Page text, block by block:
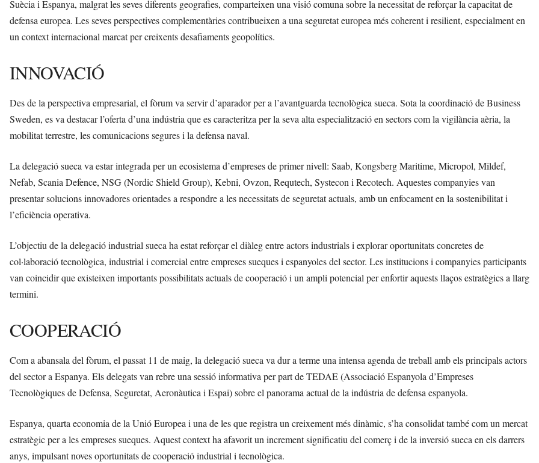
Suècia i Espanya, malgrat les seves diferents geografies, comparteixen una visió comuna sobre la necessitat de reforçar la capacitat de
defensa europea. Les seves perspectives complementàries contribueixen a una seguretat europea més coherent i resilient, especialment en
un context internacional marcat per creixents desafiaments geopolítics.
INNOVACIÓ
Des de la perspectiva empresarial, el fòrum va servir d’aparador per a l’avantguarda tecnològica sueca. Sota la coordinació de Business
Sweden, es va destacar l’oferta d’una indústria que es caracteritza per la seva alta especialització en sectors com la vigilància aèria, la
mobilitat terrestre, les comunicacions segures i la defensa naval.
La delegació sueca va estar integrada per un ecosistema d’empreses de primer nivell: Saab, Kongsberg Maritime, Micropol, Mildef,
Nefab, Scania Defence, NSG (Nordic Shield Group), Kebni, Ovzon, Requtech, Systecon i Recotech. Aquestes companyies van
presentar solucions innovadores orientades a respondre a les necessitats de seguretat actuals, amb un enfocament en la sostenibilitat i
l’eficiència operativa.
L’objectiu de la delegació industrial sueca ha estat reforçar el diàleg entre actors industrials i explorar oportunitats concretes de
col·laboració tecnològica, industrial i comercial entre empreses sueques i espanyoles del sector. Les institucions i companyies participants
van coincidir que existeixen importants possibilitats actuals de cooperació i un ampli potencial per enfortir aquests llaços estratègics a llarg
termini.
COOPERACIÓ
Com a abansala del fòrum, el passat 11 de maig, la delegació sueca va dur a terme una intensa agenda de treball amb els principals actors
del sector a Espanya. Els delegats van rebre una sessió informativa per part de TEDAE (Associació Espanyola d’Empreses
Tecnològiques de Defensa, Seguretat, Aeronàutica i Espai) sobre el panorama actual de la indústria de defensa espanyola.
Espanya, quarta economia de la Unió Europea i una de les que registra un creixement més dinàmic, s’ha consolidat també com un mercat
estratègic per a les empreses sueques. Aquest context ha afavorit un increment significatiu del comerç i de la inversió sueca en els darrers
anys, impulsant noves oportunitats de cooperació industrial i tecnològica.